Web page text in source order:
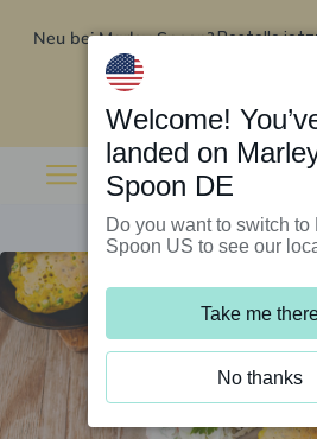
Neu bei Marley Spoon?Bestelle
Rabatt auf deine ersten
Welcome!
landed on
Spoon DE
Do you want to switch to
Spoon US to see our
Take me
No thanks